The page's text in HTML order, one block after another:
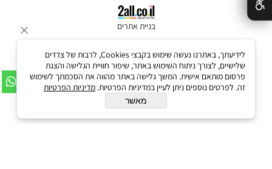
בניית אתרים
לידיעתך, באתרנו נעשה שימוש בקבצי Cookies, לרבות של צדדים
שלישיים, לצורך ניתוח השימוש באתר, שיפור חוויית הגלישה והצגת
פרסום מותאם אישית. המשך גלישה באתר מהווה את הסכמתך לשימוש
זה. לפרטים נוספים ניתן לעיין במדיניות הפרטיות. מדיניות הפרטיות
מאשר